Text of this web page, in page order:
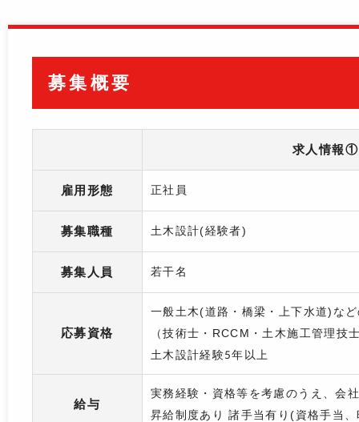
募集概要
求人情報①
雇用形態 正社員
募集職種 土木設計(経験者)
募集人員 若干名
応募資格
一般土木(道路・橋梁・上下水道)な
（技術士・RCCM・土木施工管理技
土木設計経験5年以上
給与
実務経験・資格等を考慮のうえ、会
昇給制度あり 諸手当有り(資格手当